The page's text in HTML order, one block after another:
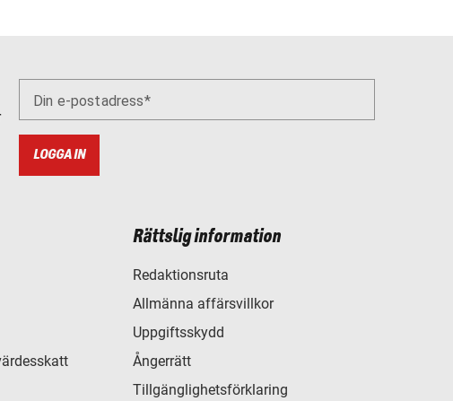
Din e-postadress
LOGGA IN
Rättslig information
Redaktionsruta
Allmänna affärsvillkor
Uppgiftsskydd
Ångerrätt
Tillgänglighetsförklaring